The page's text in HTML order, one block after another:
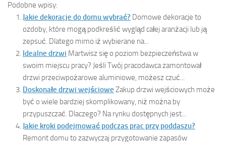
Podobne wpisy:
Jakie dekoracje do domu wybrać? Domowe dekoracje to
ozdoby, które mogą podkreślić wygląd całej aranżacji lub ją
zepsuć. Dlatego mimo iż wybierane na...
Idealne drzwi Martwisz się o poziom bezpieczeństwa w
swoim miejscu pracy? Jeśli Twój pracodawca zamontował
drzwi przeciwpożarowe aluminiowe, możesz czuć...
Doskonałe drzwi wejściowe Zakup drzwi wejściowych może
być o wiele bardziej skomplikowany, niż można by
przypuszczać. Dlaczego? Na rynku dostępnych jest...
Jakie kroki podejmować podczas prac przy poddaszu?
Remont domu to zazwyczaj przygotowanie zapasów